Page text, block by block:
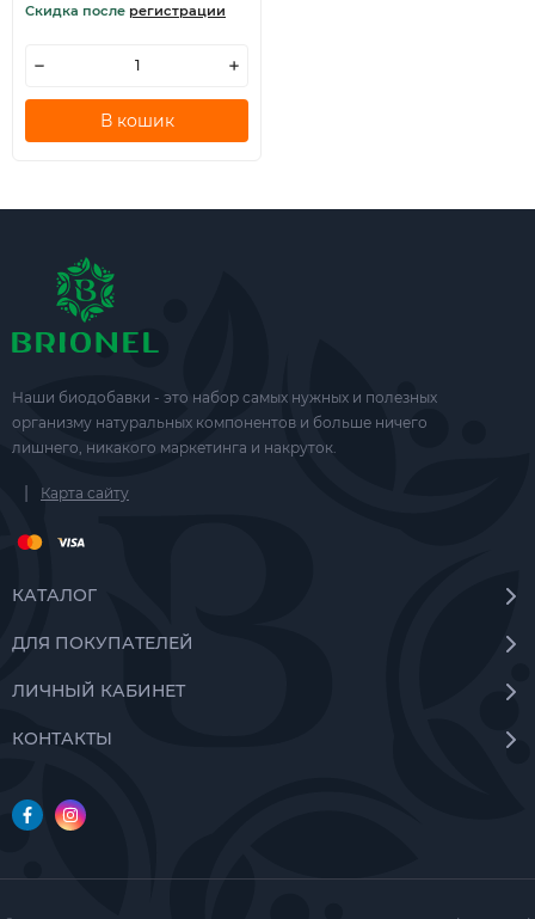
Скидка после регистрации
В кошик
Наши биодобавки - это набор самых нужных и полезных
организму натуральных компонентов и больше ничего
лишнего, никакого маркетинга и накруток.
| Карта сайту
КАТАЛОГ
ДЛЯ ПОКУПАТЕЛЕЙ
ЛИЧНЫЙ КАБИНЕТ
КОНТАКТЫ